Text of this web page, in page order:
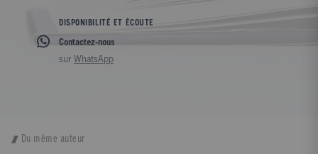
DISPONIBILITÉ ET ÉCOUTE
Contactez-nous
sur WhatsApp
Du même auteur